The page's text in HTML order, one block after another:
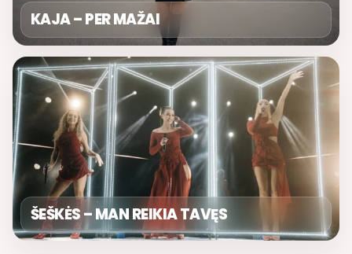
KAJA – PER MAŽAI
ŠEŠKĖS – MAN REIKIA TAVĘS